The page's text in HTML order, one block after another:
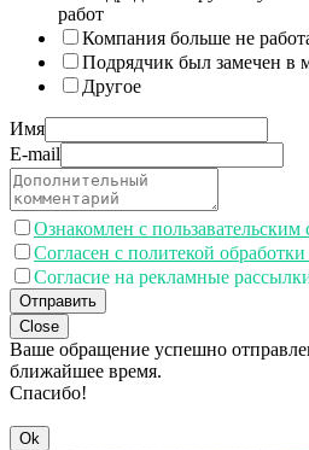
работ
Компания больше не
Подрядчик был замечен в
Другое
Имя
E-mail
Ознакомлен с пользавательским
Согласен с политекой
Согласие на рекламные
Отправить
Close
Ваше обращение успешно
ближайшее время.
Спасибо!
Ok